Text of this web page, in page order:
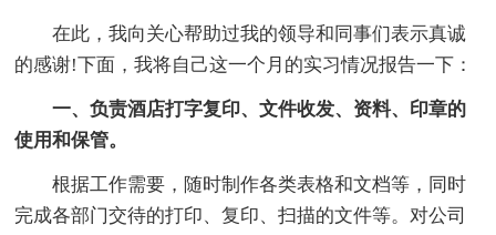
在此，我向关心帮助过我的领导和同事们表示真诚
的感谢!下面，我将自己这一个月的实习情况报告一下：
一、负责酒店打字复印、文件收发、资料、印章的
使用和保管。
根据工作需要，随时制作各类表格和文档等，同时
完成各部门交待的打印、复印、扫描的文件等。对公司